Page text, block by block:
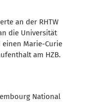
an der RHTW
die Universität
Marie-Curie
am HZB.
National